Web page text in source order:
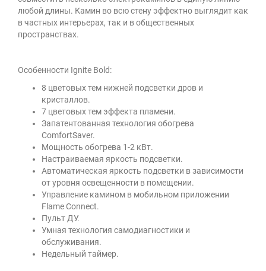
любой длины. Камин во всю стену эффектно выглядит как
в частных интерьерах, так и в общественных
пространствах.
Особенности Ignite Bold:
8 цветовых тем нижней подсветки дров и
кристаллов.
7 цветовых тем эффекта пламени.
Запатентованная технология обогрева
ComfortSaver.
Мощность обогрева 1-2 кВт.
Настраиваемая яркость подсветки.
Автоматическая яркость подсветки в зависимости
от уровня освещенности в помещении.
Управление камином в мобильном приложении
Flame Connect.
Пульт ДУ.
Умная технология самодиагностики и
обслуживания.
Недельный таймер.